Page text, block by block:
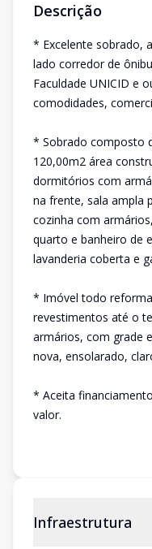
Descrição
* Excelente sobrado,
lado corredor de
Faculdade UNICID e
comodidades,
* Sobrado composto
120,00m2 área
dormitórios com
na frente, sala ampla
cozinha com
quarto e banheiro de
lavanderia coberta e
* Imóvel todo
revestimentos até o
armários, com grade
nova, ensolarado,
* Aceita
valor.
Infraestrutura